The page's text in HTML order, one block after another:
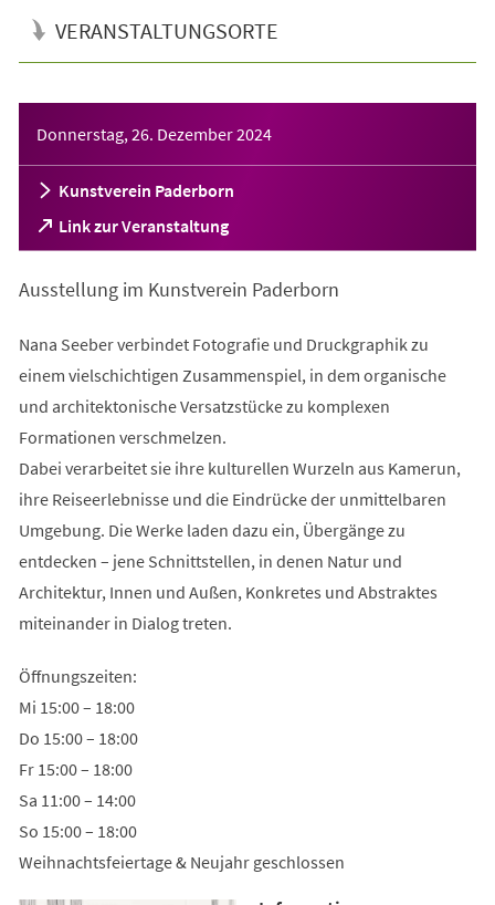
VERANSTALTUNGSORTE
Donnerstag, 26. Dezember 2024
Kunstverein Paderborn
Link zur Veranstaltung
(Öffnet
in
neuen
Ausstellung im Kunstverein Paderborn
Nana Seeber verbindet Fotografie und Druckgraphik zu
einem vielschichtigen Zusammenspiel, in dem organische
und architektonische Versatzstücke zu komplexen
Formationen verschmelzen.
Dabei verarbeitet sie ihre kulturellen Wurzeln aus Kamerun,
ihre Reiseerlebnisse und die Eindrücke der unmittelbaren
Umgebung. Die Werke laden dazu ein, Übergänge zu
entdecken – jene Schnittstellen, in denen Natur und
Architektur, Innen und Außen, Konkretes und Abstraktes
miteinander in Dialog treten.
Öffnungszeiten:
Mi 15:00 – 18:00
Do 15:00 – 18:00
Fr 15:00 – 18:00
Sa 11:00 – 14:00
So 15:00 – 18:00
Weihnachtsfeiertage & Neujahr geschlossen